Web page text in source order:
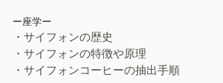
ー座学ー
・サイフォンの歴史
・サイフォンの特徴や原理
・サイフォンコーヒーの抽出手順